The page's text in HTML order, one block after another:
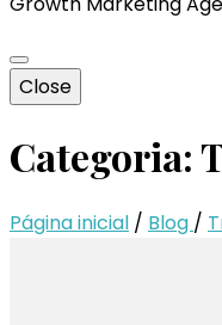
Close
Categoria:
Página inicial / Blog /